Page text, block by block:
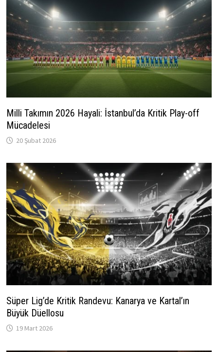
Milli Takımın 2026 Hayali: İstanbul’da Kritik Play-off
Mücadelesi
20 Şubat 2026
Süper Lig’de Kritik Randevu: Kanarya ve Kartal’ın
Büyük Düellosu
19 Mart 2026